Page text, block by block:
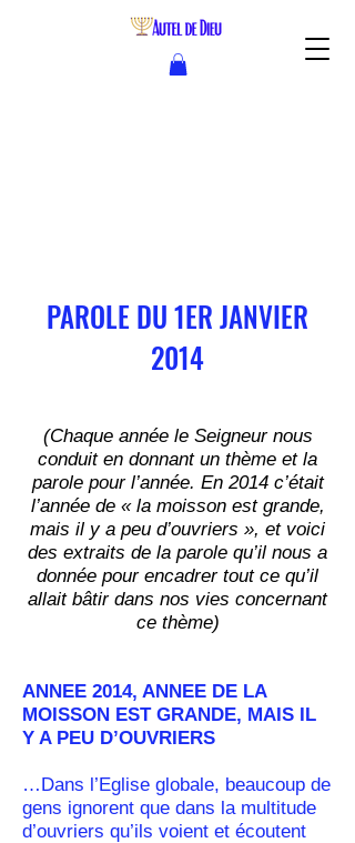
PAROLE DU 1ER JANVIER
2014
(Chaque année le Seigneur nous
conduit en donnant un thème et la
parole pour l’année. En 2014 c’était
l’année de « la moisson est grande,
mais il y a peu d’ouvriers », et voici
des extraits de la parole qu’il nous a
donnée pour encadrer tout ce qu’il
allait bâtir dans nos vies concernant
ce thème)
ANNEE 2014, ANNEE DE LA
MOISSON EST GRANDE, MAIS IL
Y A PEU D’OUVRIERS
…Dans l’Eglise globale, beaucoup de
gens ignorent que dans la multitude
d’ouvriers qu’ils voient et écoutent